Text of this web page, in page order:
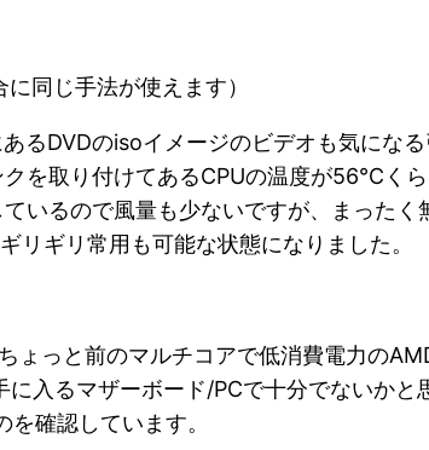
同じ手法が使えます）
るDVDのisoイメージのビデオも気にな
を取り付けてあるCPUの温度が56℃く
いるので風量も少ないですが、まった
ギリ常用も可能な状態になりました。
ょっと前のマルチコアで低消費電力の
に入るマザーボード/PCで十分でないか
確認しています。